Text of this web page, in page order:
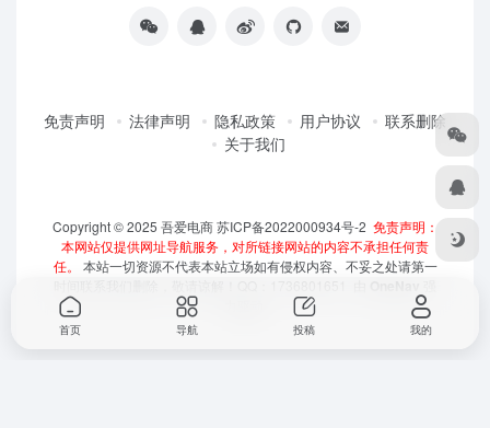
免责声明 法律声明 隐私政策 用户协议
联系删除
关于我们
Copyright © 2025 吾爱电商 苏ICP备2022000934号-2 免责声明：
本网站仅提供网址导航服务，对所链接网站的内容不承担任何责
任。
本站一切资源不代表本站立场如有侵权内容、不妥之处请第一
首页 导航 投稿 我的